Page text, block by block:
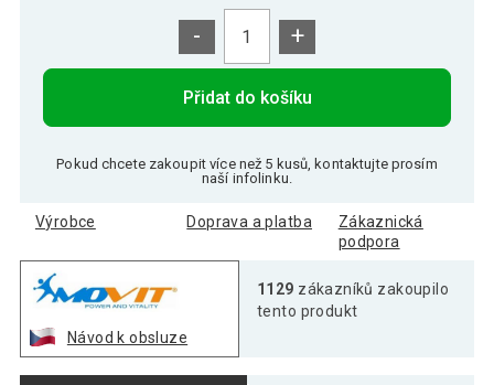
- +
Přidat do košíku
Pokud chcete zakoupit více než 5 kusů, kontaktujte prosím
naší infolinku.
Výrobce Doprava a platba
Zákaznická
podpora
Návod k obsluze
1129 zákazníků zakoupilo
tento produkt